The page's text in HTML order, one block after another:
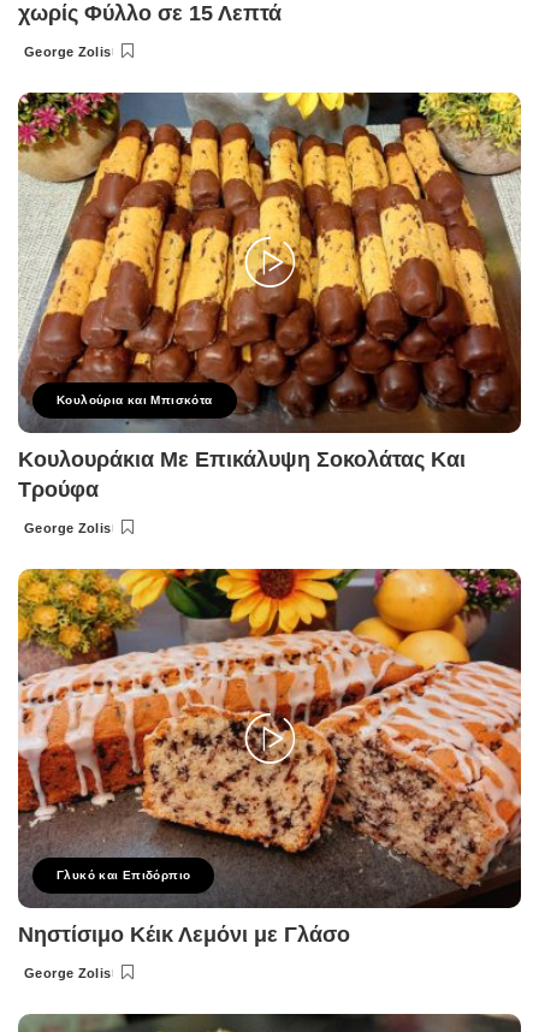
χωρίς Φύλλο σε 15 Λεπτά
Posted
George Zolis
Κουλούρια και Μπισκότα
Κουλουράκια Με Επικάλυψη Σοκολάτας Και
Τρούφα
Posted
George Zolis
Γλυκό και Επιδόρπιο
Νηστίσιμο Κέικ Λεμόνι με Γλάσο
Posted
George Zolis